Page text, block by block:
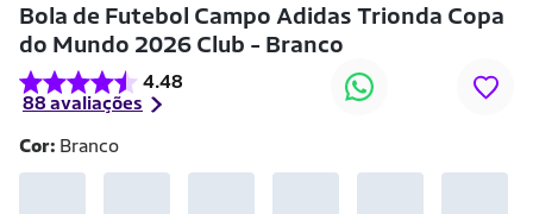
Bola de Futebol Campo Adidas Trionda Copa
do Mundo 2026 Club - Branco
4.48
88 avaliações
Cor: Branco